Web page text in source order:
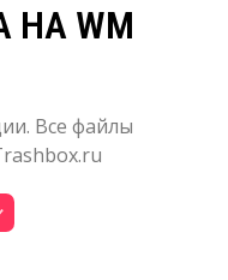
WM
Все файлы